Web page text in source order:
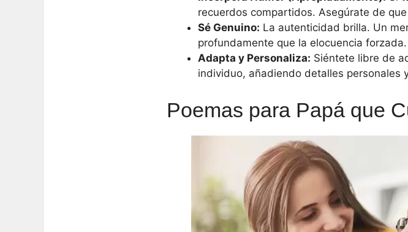
recuerdos compartidos. Asegúrate de
Sé Genuino: La autenticidad brilla. Un
profundamente que la elocuencia forzada.
Adapta y Personaliza: Siéntete libre de
individuo, añadiendo detalles personales
Poemas para Papá que